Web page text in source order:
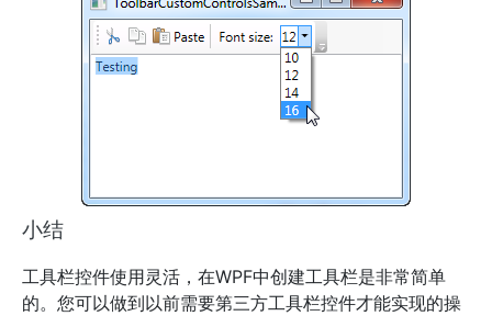
小结
工具栏控件使用灵活，在WPF中创建工具栏是非常简单
的。您可以做到以前需要第三方工具栏控件才能实现的操